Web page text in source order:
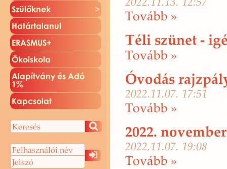
Szü­lők­nek
Ha­tár­ta­la­nul
ERAS­MUS+
Öko­is­ko­la
Ala­pít­vány és Adó
1%
Kap­cso­lat
To­vább »
Téli szünet -
To­vább »
Óvodás
2022.11.07. 17:51
To­vább »
2022.
2022.11.07. 19:08
To­vább »